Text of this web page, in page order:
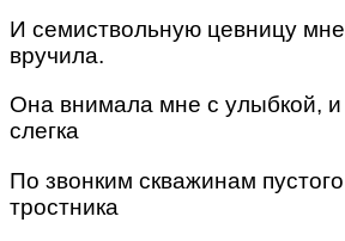
И семиствольную цевницу мне
вручила.
Она внимала мне с улыбкой, и
слегка
По звонким скважинам пустого
тростника